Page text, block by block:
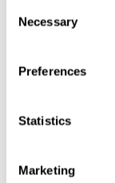
Selection
Necessary
Preferences
Statistics
Marketing
Tisch B25A 120